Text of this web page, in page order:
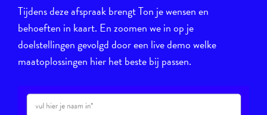
Tijdens deze afspraak brengt Ton je wensen en
behoeften in kaart. En zoomen we in op je
doelstellingen gevolgd door een live demo welke
maatoplossingen hier het beste bij passen.